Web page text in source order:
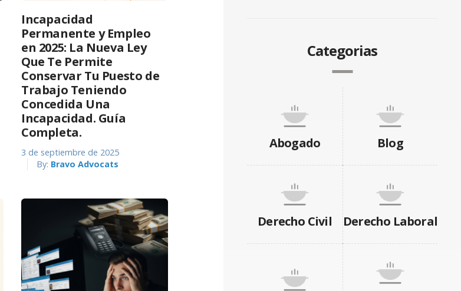
Incapacidad
Permanente y Empleo
en 2025: La Nueva Ley
Que Te Permite
Conservar Tu Puesto de
Trabajo Teniendo
Concedida Una
Incapacidad. Guía
Completa.
3 de septiembre de 2025
By: Bravo Advocats
Categorias
Abogado Blog
Derecho Civil Derecho Laboral